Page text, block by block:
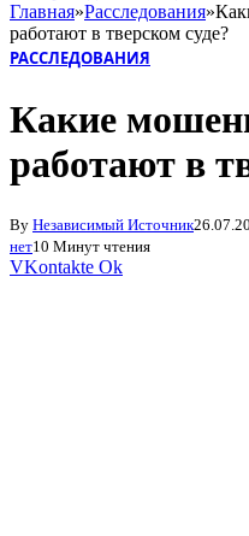
Главная»Расследования»
работают в тверском суде?
РАССЛЕДОВАНИЯ
Какие
работают в
By Независимый Источник
нет10 Минут чтения
VKontakte Ok